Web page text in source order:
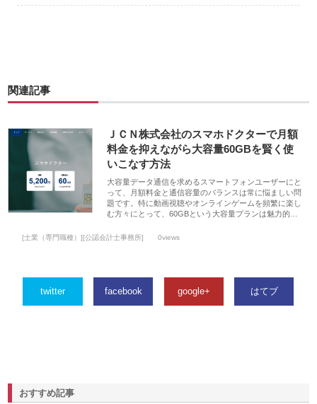
関連記事
ＪＣＮ株式会社のスマホドクターで月額
料金を抑えながら大容量60GBを賢く使
いこなす方法
大容量データ通信を求めるスマートフォンユーザーにと
って、月額料金と通信容量のバランスは常に悩ましい問
題です。特に動画視聴やオンラインゲームを頻繁に楽し
む方々にとって、60GBという大容量プランは魅力的…
[士業（専門職種）][公認会計士事務所] 0views
twitter facebook google+ はてブ
おすすめ記事